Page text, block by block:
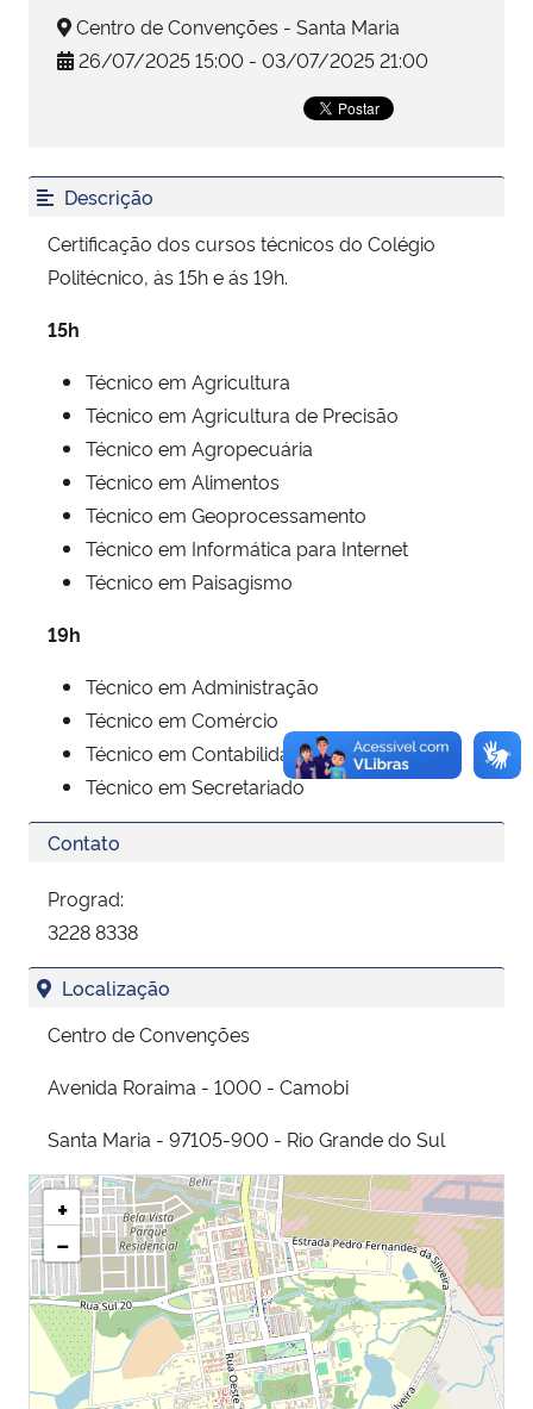
Secretaria-Geral
Gabinete de Segurança Institucional
Advocacia-Geral da União
Centro de Convenções - Santa Maria
26/07/2025 15:00 - 03/07/2025 21:00
Descrição
Certificação dos cursos técnicos do Colégio
Politécnico, às 15h e ás 19h.
15h
Técnico em Agricultura
Técnico em Agricultura de Precisão
Técnico em Agropecuária
Técnico em Alimentos
Técnico em Geoprocessamento
Técnico em Informática para Internet
Técnico em Paisagismo
19h
Técnico em Administração
Técnico em Comércio
Técnico em Contabilidade
Técnico em Secretariado
Contato
Prograd:
3228 8338
Localização
Centro de Convenções
Avenida Roraima - 1000 - Camobi
Santa Maria - 97105-900 - Rio Grande do Sul
+
−